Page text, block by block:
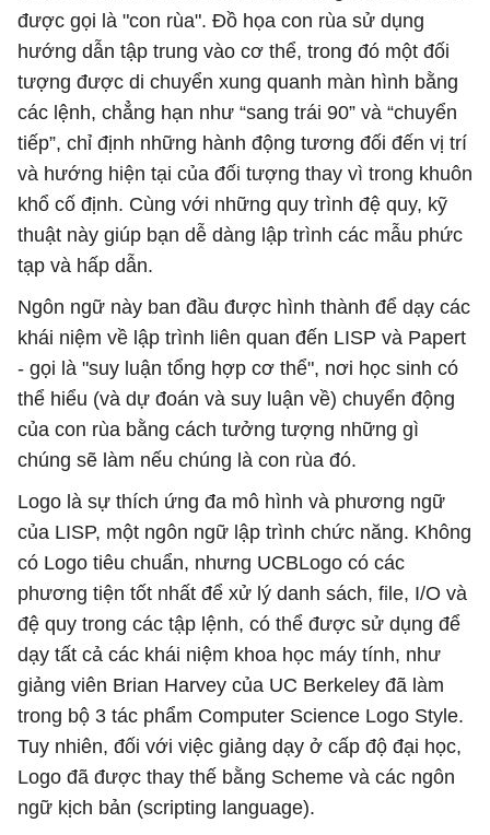
được gọi là "con rùa". Đồ họa con rùa sử dụng
hướng dẫn tập trung vào cơ thể, trong đó một đối
tượng được di chuyển xung quanh màn hình bằng
các lệnh, chẳng hạn như “sang trái 90” và “chuyển
tiếp”, chỉ định những hành động tương đối đến vị trí
và hướng hiện tại của đối tượng thay vì trong khuôn
khổ cố định. Cùng với những quy trình đệ quy, kỹ
thuật này giúp bạn dễ dàng lập trình các mẫu phức
tạp và hấp dẫn.
Ngôn ngữ này ban đầu được hình thành để dạy các
khái niệm về lập trình liên quan đến LISP và Papert
- gọi là "suy luận tổng hợp cơ thể", nơi học sinh có
thể hiểu (và dự đoán và suy luận về) chuyển động
của con rùa bằng cách tưởng tượng những gì
chúng sẽ làm nếu chúng là con rùa đó.
Logo là sự thích ứng đa mô hình và phương ngữ
của LISP, một ngôn ngữ lập trình chức năng. Không
có Logo tiêu chuẩn, nhưng UCBLogo có các
phương tiện tốt nhất để xử lý danh sách, file, I/O và
đệ quy trong các tập lệnh, có thể được sử dụng để
dạy tất cả các khái niệm khoa học máy tính, như
giảng viên Brian Harvey của UC Berkeley đã làm
trong bộ 3 tác phẩm Computer Science Logo Style.
Tuy nhiên, đối với việc giảng dạy ở cấp độ đại học,
Logo đã được thay thế bằng Scheme và các ngôn
ngữ kịch bản (scripting language).